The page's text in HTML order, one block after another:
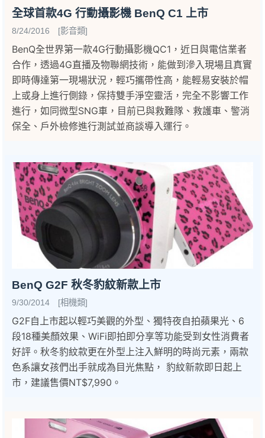
全球首款4G 行動攝影機 BenQ C1 上市
8/24/2016 [影音類]
BenQ全世界第一款4G行動攝影機QC1，近日與電信業者
合作，透過4G直播及物聯網技術，能做到滲入現場且真實
即時傳達第一現場狀況，輕巧攜帶性高，能輕易安裝於帽
上或身上進行側錄，保持雙手淨空靈活，完全不影響工作
進行，如同微型SNG車，目前已與救難隊、救護車、警消
保全、戶外檢修進行測試並商談導入運行。
BenQ G2F 秋冬豹紋新款上市
9/30/2014 [相機類]
G2F自上市起以輕巧美觀的外型、獨特夜自拍蘋果光、6
段18種美顏效果、WiFi即拍即分享等功能受到女性消費者
好評。秋冬豹紋款更在外型上注入鮮明的時尚元素，兩款
色系讓女孩們出手就成為目光焦點， 豹紋新款即日起上
市，建議售價NT$7,990。